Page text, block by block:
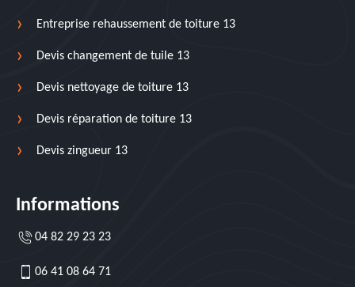
Entreprise rehaussement de toiture 13
Devis changement de tuile 13
Devis nettoyage de toiture 13
Devis réparation de toiture 13
Devis zingueur 13
Informations
04 82 29 23 23
06 41 08 64 71